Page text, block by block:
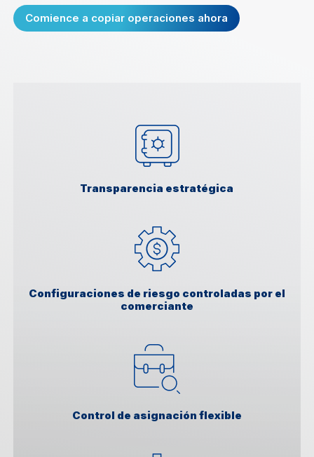
Comience a copiar operaciones ahora
Transparencia estratégica
Configuraciones de riesgo controladas por el
comerciante
Control de asignación flexible